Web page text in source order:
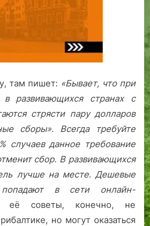
там пишет: «Бывает, что при
в развивающихся странах с
стрясти пару долларов
сборы». Всегда требуйте
случаев данное требование
сбор. В развивающихся
лучше на месте. Дешевые
в сети онлайн-
советы, конечно, не
но могут оказаться